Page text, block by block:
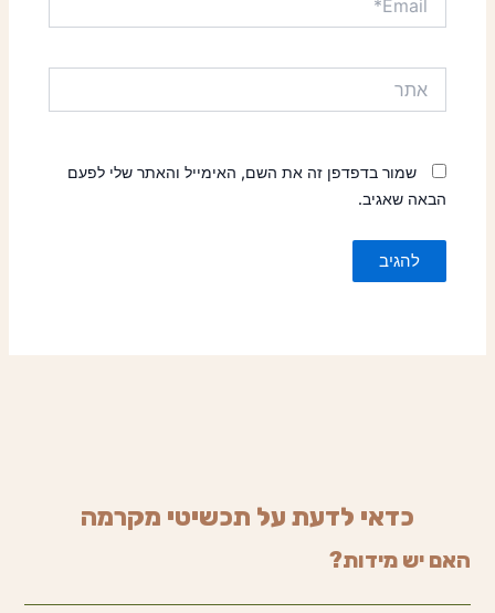
שמור בדפדפן זה את השם, האימייל והאתר שלי לפעם
הבאה שאגיב.
כדאי לדעת על תכשיטי מקרמה
האם יש מידות?